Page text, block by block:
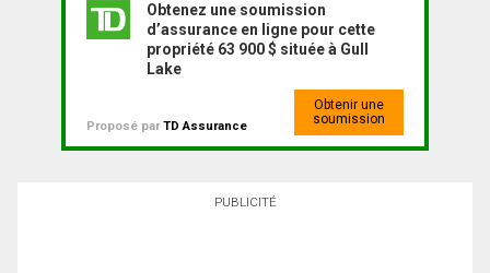
Obtenez une soumission
d’assurance en ligne pour cette
propriété 63 900 $ située à Gull
Lake
Proposé parTD Assurance
Obtenir une
soumission
PUBLICITÉ